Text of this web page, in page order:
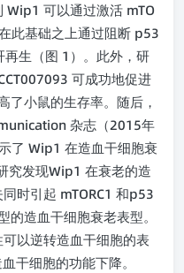
Wip1 可以通过激活 mTO
此基础之上通过阻断 p53
再生（图 1 ）。此外，研
可成功地促进
了小鼠的生存率。随后，
杂志（2015年
了 Wip1 在造血干细胞衰
究发现Wip1 在衰老的造
同时引起 mTORC1 和p53
的造血干细胞衰老表型。
可以逆转造血干细胞的表
干细胞的功能下降。